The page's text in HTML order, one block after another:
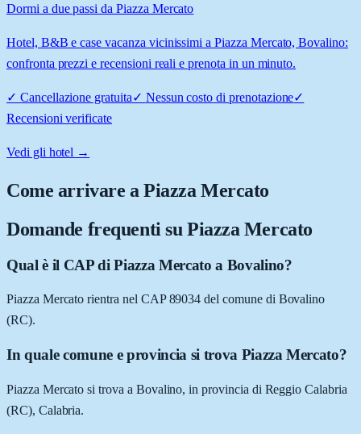
Dormi a due passi da Piazza Mercato
Hotel, B&B e case vacanza vicinissimi a Piazza Mercato, Bovalino:
confronta prezzi e recensioni reali e prenota in un minuto.
✓ Cancellazione gratuita✓ Nessun costo di prenotazione✓
Recensioni verificate
Vedi gli hotel →
Come arrivare aPiazza Mercato
Domande frequenti su Piazza Mercato
Qual è il CAP di Piazza Mercato a Bovalino?
Piazza Mercato rientra nel CAP 89034 del comune di Bovalino
(RC).
In quale comune e provincia si trova Piazza Mercato?
Piazza Mercato si trova a Bovalino, in provincia di Reggio Calabria
(RC), Calabria.